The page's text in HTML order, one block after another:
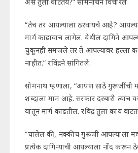
“तेच तर आपल्याला ठरवायचे आहे?
मार्ग काढावाच लागेल. येथील दागिने
चुकूनही समजले तर ते आपल्यावर हल्ला
नाहीत.” रविंद्रने सांगितले.
सोमनाथ म्हणाला, “आपण साठे गुरूजींची
शब्दाला मान आहे. सरकार दरबारी
यातून मार्ग काढतील. रविंद्र तुला काय
“चालेल की, नक्कीच गुरूजी आपल्याला
प्रत्येक दागिन्याची आपल्याला नोंद करून